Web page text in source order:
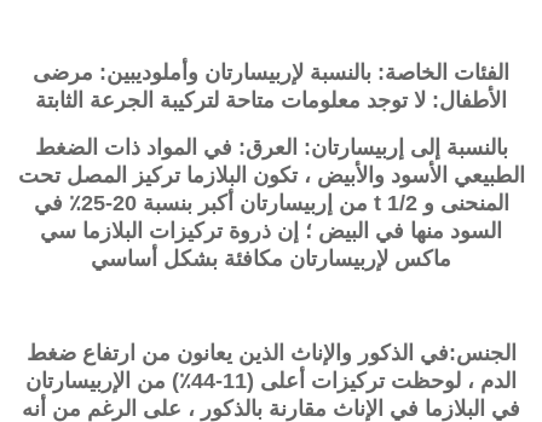
الفئات الخاصة: بالنسبة لإربيسارتان وأملوديبين: مرضى
الأطفال: لا توجد معلومات متاحة لتركيبة الجرعة الثابتة
بالنسبة إلى إربيسارتان: العرق: في المواد ذات الضغط
الطبيعي الأسود والأبيض ، تكون البلازما تركيز المصل تحت
المنحنى و t 1/2 من
إربيسارتان
أكبر بنسبة 20-25٪ في
السود منها في البيض ؛ إن ذروة تركيزات البلازما سي
ماكس لإربيسارتان مكافئة بشكل أساسي
الجنس:في الذكور والإناث الذين يعانون من ارتفاع ضغط
الدم ، لوحظت تركيزات أعلى (11-44٪) من الإربيسارتان
في البلازما في الإناث مقارنة بالذكور ، على الرغم من أنه